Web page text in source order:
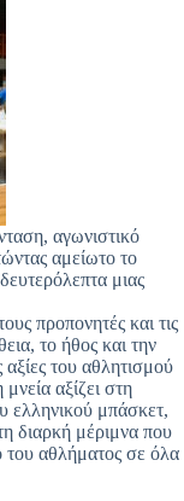
αγωνιστικό
αμείωτο το
μιας
προπονητές και τις
το ήθος και την
αξίες του αθλητισμού
αξίζει στη
ελληνικού μπάσκετ,
διαρκή μέριμνα που
του αθλήματος σε όλα